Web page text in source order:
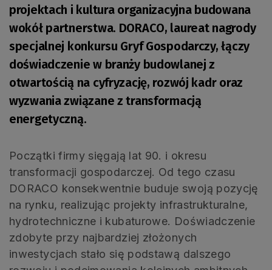
projektach i kultura organizacyjna budowana
wokół partnerstwa. DORACO, laureat nagrody
specjalnej konkursu Gryf Gospodarczy, łączy
doświadczenie w branży budowlanej z
otwartością na cyfryzację, rozwój kadr oraz
wyzwania związane z transformacją
energetyczną.
Początki firmy sięgają lat 90. i okresu
transformacji gospodarczej. Od tego czasu
DORACO konsekwentnie buduje swoją pozycję
na rynku, realizując projekty infrastrukturalne,
hydrotechniczne i kubaturowe. Doświadczenie
zdobyte przy najbardziej złożonych
inwestycjach stało się podstawą dalszego